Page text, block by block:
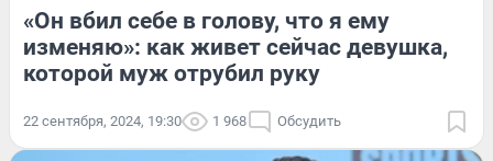
«Он вбил себе в голову, что я ему
изменяю»: как живет сейчас девушка,
которой муж отрубил руку
22 сентября, 2024, 19:30 1 968 Обсудить